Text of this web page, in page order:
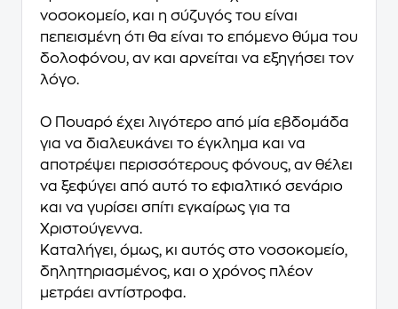
νοσοκομείο, και η σύζυγός του είναι
πεπεισμένη ότι θα είναι το επόμενο θύμα του
δολοφόνου, αν και αρνείται να εξηγήσει τον
λόγο.
Ο Πουαρό έχει λιγότερο από μία εβδομάδα
για να διαλευκάνει το έγκλημα και να
αποτρέψει περισσότερους φόνους, αν θέλει
να ξεφύγει από αυτό το εφιαλτικό σενάριο
και να γυρίσει σπίτι εγκαίρως για τα
Χριστούγεννα.
Καταλήγει, όμως, κι αυτός στο νοσοκομείο,
δηλητηριασμένος, και ο χρόνος πλέον
μετράει αντίστροφα.